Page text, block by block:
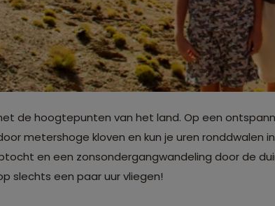
de hoogtepunten van het land. Op een
metershoge kloven en kun je uren ronddwalen
en een zonsondergangwandeling door de
slechts een paar uur vliegen!